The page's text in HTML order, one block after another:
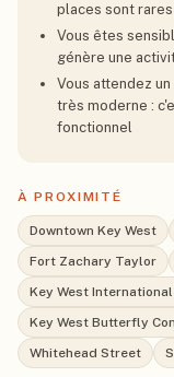
places sont
Vous êtes
génère une
Vous attendez
très moderne :
fonctionnel
À PROXIMITÉ
Downtown Key West
Fort Zachary Taylor
Key West
Key West Butterfly
Whitehead Street